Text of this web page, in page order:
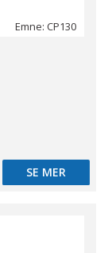
Emne: CP130
SE MER
SE MER